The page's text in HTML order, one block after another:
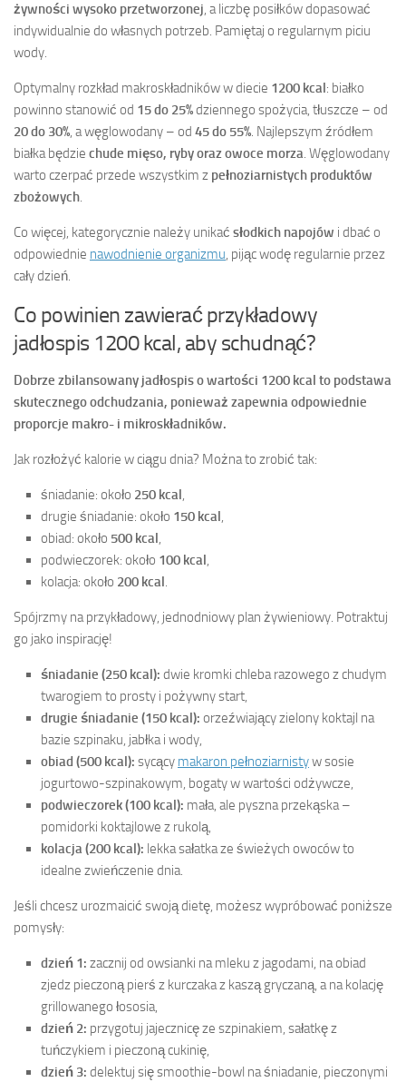
żywności wysoko przetworzonej, a liczbę posiłków dopasować
indywidualnie do własnych potrzeb. Pamiętaj o regularnym piciu
wody.
Optymalny rozkład makroskładników w diecie 1200 kcal: białko
powinno stanowić od 15 do 25%dziennego spożycia, tłuszcze – od
20 do 30%, a węglowodany – od 45 do 55%. Najlepszym źródłem
białka będzie chude mięso, ryby oraz owoce morza. Węglowodany
warto czerpać przede wszystkim z pełnoziarnistych produktów
zbożowych.
Co więcej, kategorycznie należy unikać słodkich napojów i dbać o
odpowiednie nawodnienie organizmu, pijąc wodę regularnie przez
cały dzień.
Co powinien zawierać przykładowy
jadłospis 1200 kcal, aby schudnąć?
Dobrze zbilansowany jadłospis o wartości 1200 kcal to podstawa
skutecznego odchudzania, ponieważ zapewnia odpowiednie
proporcje makro- i mikroskładników.
Jak rozłożyć kalorie w ciągu dnia? Można to zrobić tak:
śniadanie: około 250 kcal,
drugie śniadanie: około 150 kcal,
obiad: około 500 kcal,
podwieczorek: około 100 kcal,
kolacja: około 200 kcal.
Spójrzmy na przykładowy, jednodniowy plan żywieniowy. Potraktuj
go jako inspirację!
śniadanie (250 kcal): dwie kromki chleba razowego z chudym
twarogiem to prosty i pożywny start,
drugie śniadanie (150 kcal): orzeźwiający zielony koktajl na
bazie szpinaku, jabłka i wody,
obiad (500 kcal): sycący makaron pełnoziarnistyw sosie
jogurtowo-szpinakowym, bogaty w wartości odżywcze,
podwieczorek (100 kcal): mała, ale pyszna przekąska –
pomidorki koktajlowe z rukolą,
kolacja (200 kcal): lekka sałatka ze świeżych owoców to
idealne zwieńczenie dnia.
Jeśli chcesz urozmaicić swoją dietę, możesz wypróbować poniższe
pomysły:
dzień 1: zacznij od owsianki na mleku z jagodami, na obiad
zjedz pieczoną pierś z kurczaka z kaszą gryczaną, a na kolację
grillowanego łososia,
dzień 2: przygotuj jajecznicę ze szpinakiem, sałatkę z
tuńczykiem i pieczoną cukinię,
dzień 3: delektuj się smoothie-bowl na śniadanie, pieczonymi